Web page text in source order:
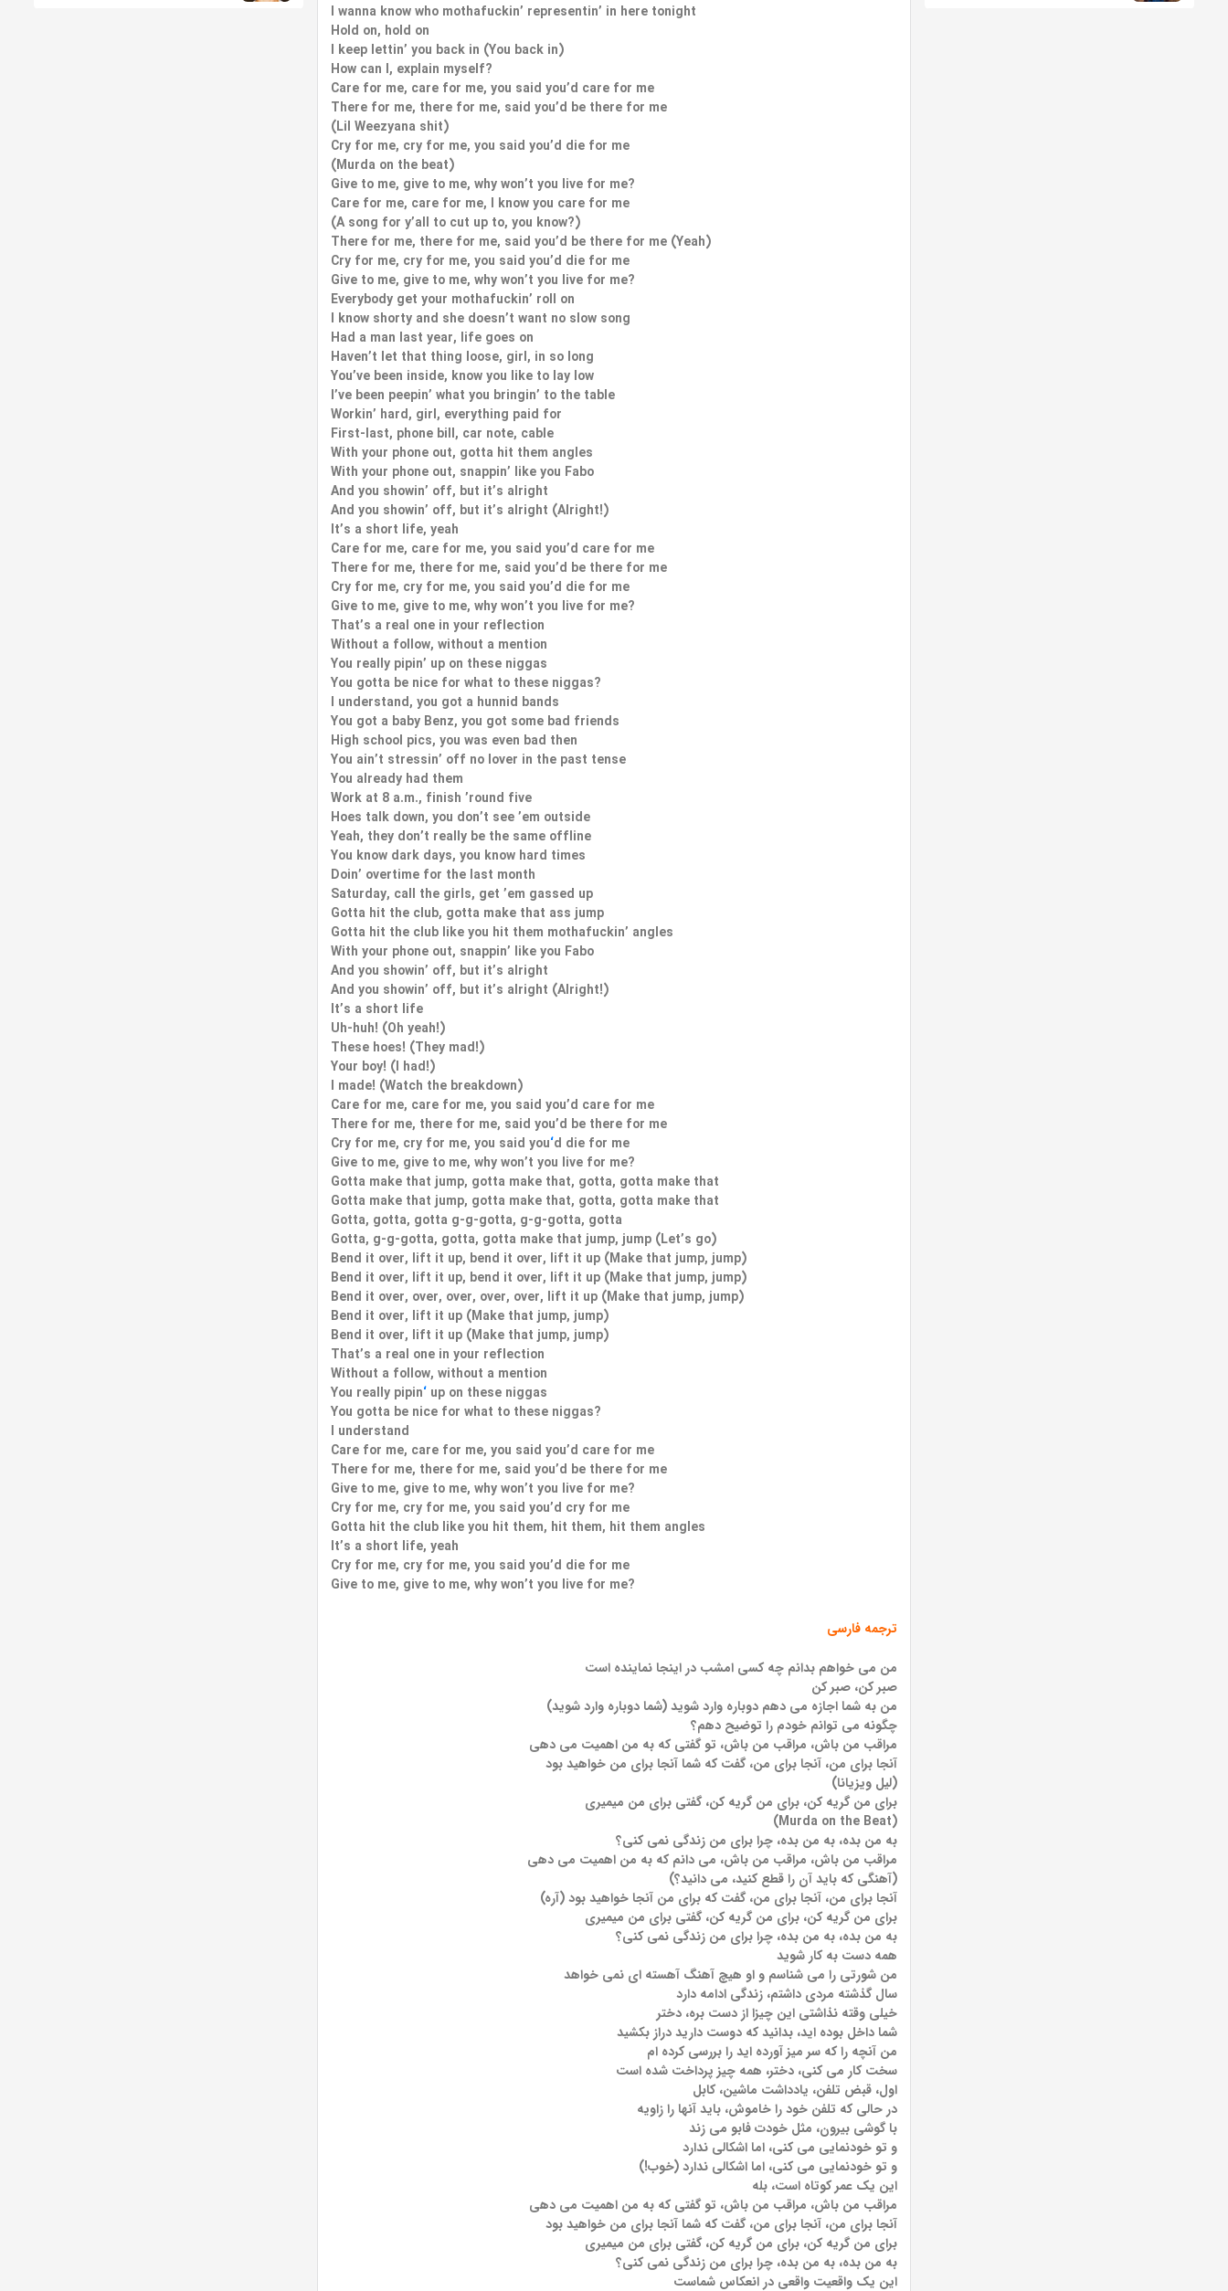
I wanna know who mothafuckin’ representin’ in here tonight
Hold on, hold on
I keep lettin’ you back in (You back in)
How can I, explain myself?
Care for me, care for me, you said you’d care for me
There for me, there for me, said you’d be there for me
(Lil Weezyana shit)
Cry for me, cry for me, you said you’d die for me
(Murda on the beat)
Give to me, give to me, why won’t you live for me?
Care for me, care for me, I know you care for me
(A song for y’all to cut up to, you know?)
There for me, there for me, said you’d be there for me (Yeah)
Cry for me, cry for me, you said you’d die for me
Give to me, give to me, why won’t you live for me?
Everybody get your mothafuckin’ roll on
I know shorty and she doesn’t want no slow song
Had a man last year, life goes on
Haven’t let that thing loose, girl, in so long
You’ve been inside, know you like to lay low
I’ve been peepin’ what you bringin’ to the table
Workin’ hard, girl, everything paid for
First-last, phone bill, car note, cable
With your phone out, gotta hit them angles
With your phone out, snappin’ like you Fabo
And you showin’ off, but it’s alright
And you showin’ off, but it’s alright (Alright!)
It’s a short life, yeah
Care for me, care for me, you said you’d care for me
There for me, there for me, said you’d be there for me
Cry for me, cry for me, you said you’d die for me
Give to me, give to me, why won’t you live for me?
That’s a real one in your reflection
Without a follow, without a mention
You really pipin’ up on these niggas
You gotta be nice for what to these niggas?
I understand, you got a hunnid bands
You got a baby Benz, you got some bad friends
High school pics, you was even bad then
You ain’t stressin’ off no lover in the past tense
You already had them
Work at 8 a.m., finish ’round five
Hoes talk down, you don’t see ’em outside
Yeah, they don’t really be the same offline
You know dark days, you know hard times
Doin’ overtime for the last month
Saturday, call the girls, get ’em gassed up
Gotta hit the club, gotta make that ass jump
Gotta hit the club like you hit them mothafuckin’ angles
With your phone out, snappin’ like you Fabo
And you showin’ off, but it’s alright
And you showin’ off, but it’s alright (Alright!)
It’s a short life
Uh-huh! (Oh yeah!)
These hoes! (They mad!)
Your boy! (I had!)
I made! (Watch the breakdown)
Care for me, care for me, you said you’d care for me
There for me, there for me, said you’d be there for me
Cry for me, cry for me, you said you‘d die for me
Give to me, give to me, why won’t you live for me?
Gotta make that jump, gotta make that, gotta, gotta make that
Gotta make that jump, gotta make that, gotta, gotta make that
Gotta, gotta, gotta g-g-gotta, g-g-gotta, gotta
Gotta, g-g-gotta, gotta, gotta make that jump, jump (Let’s go)
Bend it over, lift it up, bend it over, lift it up (Make that jump, jump)
Bend it over, lift it up, bend it over, lift it up (Make that jump, jump)
Bend it over, over, over, over, over, lift it up (Make that jump, jump)
Bend it over, lift it up (Make that jump, jump)
Bend it over, lift it up (Make that jump, jump)
That’s a real one in your reflection
Without a follow, without a mention
You really pipin‘ up on these niggas
You gotta be nice for what to these niggas?
I understand
Care for me, care for me, you said you’d care for me
There for me, there for me, said you’d be there for me
Give to me, give to me, why won’t you live for me?
Cry for me, cry for me, you said you’d cry for me
Gotta hit the club like you hit them, hit them, hit them angles
It’s a short life, yeah
Cry for me, cry for me, you said you’d die for me
Give to me, give to me, why won’t you live for me?
ترجمه فارسی
من می خواهم بدانم چه کسی امشب در اینجا نماینده است
صبر کن، صبر کن
من به شما اجازه می دهم دوباره وارد شوید (شما دوباره وارد شوید)
چگونه می توانم خودم را توضیح دهم؟
مراقب من باش، مراقب من باش، تو گفتی که به من اهمیت می دهی
آنجا برای من، آنجا برای من، گفت که شما آنجا برای من خواهید بود
(لیل ویزیانا)
برای من گریه کن، برای من گریه کن، گفتی برای من میمیری
(Murda on the Beat)
به من بده، به من بده، چرا برای من زندگی نمی کنی؟
مراقب من باش، مراقب من باش، می دانم که به من اهمیت می دهی
(آهنگی که باید آن را قطع کنید، می دانید؟)
آنجا برای من، آنجا برای من، گفت که برای من آنجا خواهید بود (آره)
برای من گریه کن، برای من گریه کن، گفتی برای من میمیری
به من بده، به من بده، چرا برای من زندگی نمی کنی؟
همه دست به کار شوید
من شورتی را می شناسم و او هیچ آهنگ آهسته ای نمی خواهد
سال گذشته مردی داشتم، زندگی ادامه دارد
خیلی وقته نذاشتی این چیزا از دست بره، دختر
شما داخل بوده اید، بدانید که دوست دارید دراز بکشید
من آنچه را که سر میز آورده اید را بررسی کرده ام
سخت کار می کنی، دختر، همه چیز پرداخت شده است
اول، قبض تلفن، یادداشت ماشین، کابل
در حالی که تلفن خود را خاموش، باید آنها را زاویه
با گوشی بیرون، مثل خودت فابو می زند
و تو خودنمایی می کنی، اما اشکالی ندارد
و تو خودنمایی می کنی، اما اشکالی ندارد (خوب!)
این یک عمر کوتاه است، بله
مراقب من باش، مراقب من باش، تو گفتی که به من اهمیت می دهی
آنجا برای من، آنجا برای من، گفت که شما آنجا برای من خواهید بود
برای من گریه کن، برای من گریه کن، گفتی برای من میمیری
به من بده، به من بده، چرا برای من زندگی نمی کنی؟
این یک واقعیت واقعی در انعکاس شماست